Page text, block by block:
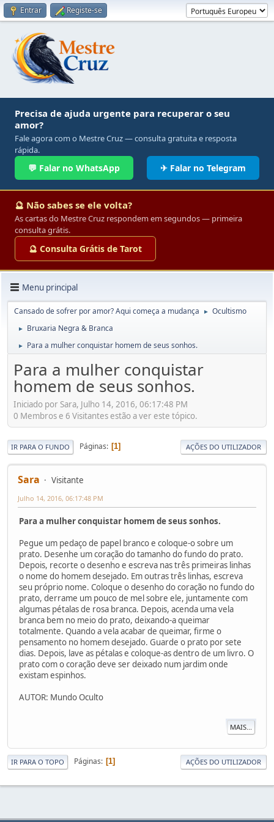
Entrar Registe-se
Precisa de ajuda urgente para recuperar o seu
amor?
Fale agora com o Mestre Cruz — consulta gratuita e resposta
rápida.
💬 Falar no WhatsApp ✈ Falar no Telegram
🔮 Não sabes se ele volta?
As cartas do Mestre Cruz respondem em segundos — primeira
consulta grátis.
🔮 Consulta Grátis de Tarot
Menu principal
Cansado de sofrer por amor? Aqui começa a mudança ► Ocultismo
► Bruxaria Negra & Branca
► Para a mulher conquistar homem de seus sonhos.
Para a mulher conquistar
homem de seus sonhos.
Iniciado por Sara, Julho 14, 2016, 06:17:48 PM
0 Membros e 6 Visitantes estão a ver este tópico.
IR PARA O FUNDO Páginas 1 AÇÕES DO UTILIZADOR
Sara Visitante
Julho 14, 2016, 06:17:48 PM
Para a mulher conquistar homem de seus sonhos.
Pegue um pedaço de papel branco e coloque-o sobre um
prato. Desenhe um coração do tamanho do fundo do prato.
Depois, recorte o desenho e escreva nas três primeiras linhas
o nome do homem desejado. Em outras três linhas, escreva
seu próprio nome. Coloque o desenho do coração no fundo do
prato, derrame um pouco de mel sobre ele, juntamente com
algumas pétalas de rosa branca. Depois, acenda uma vela
branca bem no meio do prato, deixando-a queimar
totalmente. Quando a vela acabar de queimar, firme o
pensamento no homem desejado. Guarde o prato por sete
dias. Depois, lave as pétalas e coloque-as dentro de um livro. O
prato com o coração deve ser deixado num jardim onde
existam espinhos.
AUTOR: Mundo Oculto
MAIS...
IR PARA O TOPO Páginas 1 AÇÕES DO UTILIZADOR